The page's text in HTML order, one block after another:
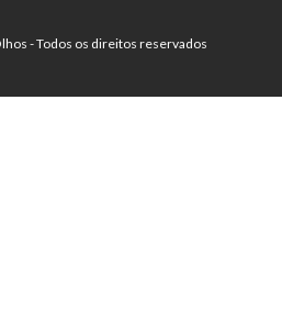
- Todos os direitos reservados